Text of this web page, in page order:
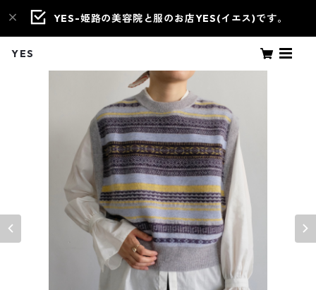
YES-姫路の美容院と服のお店YES(イエス)です。
YES